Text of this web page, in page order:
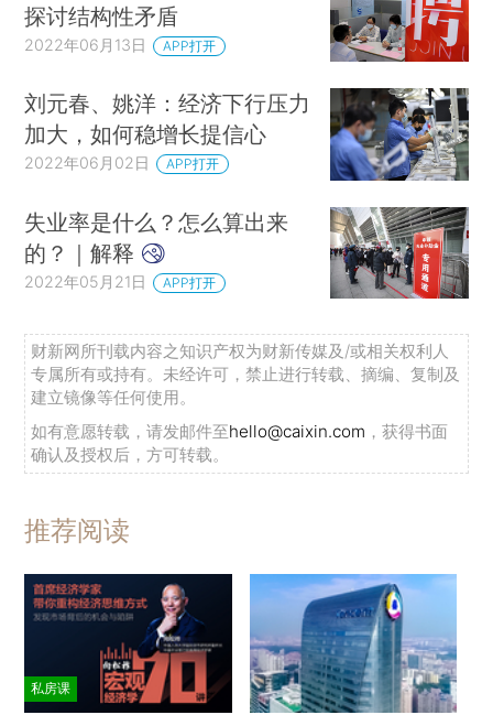
探讨结构性矛盾
2022年06月13日 APP打开
刘元春、姚洋：经济下行压力
加大，如何稳增长提信心
2022年06月02日 APP打开
失业率是什么？怎么算出来
的？｜解释
2022年05月21日 APP打开
财新网所刊载内容之知识产权为财新传媒及/或相关权利人
专属所有或持有。未经许可，禁止进行转载、摘编、复制及
建立镜像等任何使用。
如有意愿转载，请发邮件至hello@caixin.com ，获得书面
确认及授权后，方可转载。
推荐阅读
私房课